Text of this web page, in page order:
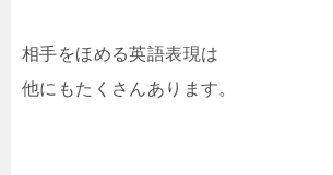
相手をほめる英語表現は
他にもたくさんあります。